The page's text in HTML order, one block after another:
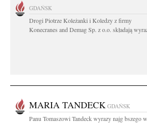
GDAŃSK
Drogi Piotrze Koleżanki i Koledzy z firmy
Konecranes and Demag Sp. z o.o. składają
MARIA TANDECK GDAŃSK
Panu Tomaszowi Tandeck wyrazy najg bszego